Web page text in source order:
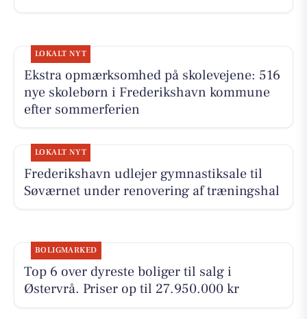
LOKALT NYT
Ekstra opmærksomhed på skolevejene: 516
nye skolebørn i Frederikshavn kommune
efter sommerferien
LOKALT NYT
Frederikshavn udlejer gymnastiksale til
Søværnet under renovering af træningshal
BOLIGMARKED
Top 6 over dyreste boliger til salg i
Østervrå. Priser op til 27.950.000 kr